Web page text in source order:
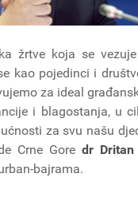
žrtve koja se
kao pojedinci i
za ideal
i blagostanja, u
za svu našu
Crne Gore dr Dritan
bajrama.